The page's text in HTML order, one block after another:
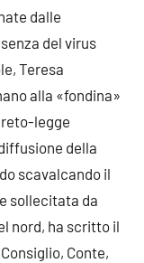
dalle
del virus
Teresa
alla «fondina»
legge
della
scavalcando il
sollecitata da
nord, ha scritto il
Conte,